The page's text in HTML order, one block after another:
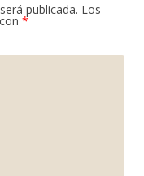
publicada. Los
*